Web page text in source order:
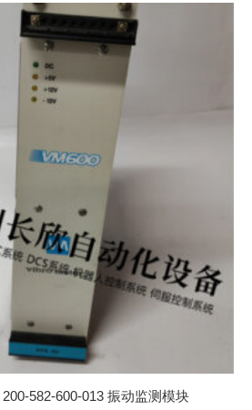
582-600-013 振动监测模块